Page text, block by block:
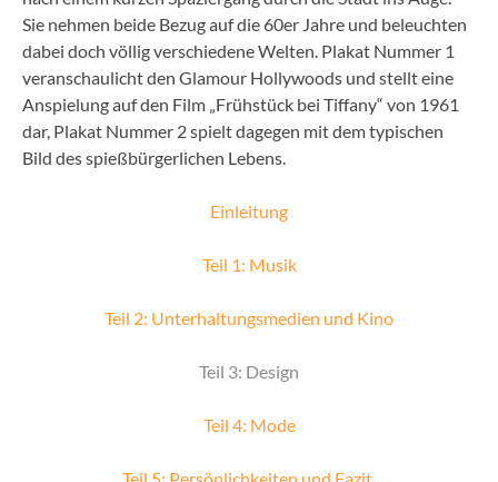
Sie nehmen beide Bezug auf die 60er Jahre und beleuchten
dabei doch völlig verschiedene Welten. Plakat Nummer 1
veranschaulicht den Glamour Hollywoods und stellt eine
Anspielung auf den Film „Frühstück bei Tiffany“ von 1961
dar, Plakat Nummer 2 spielt dagegen mit dem typischen
Bild des spießbürgerlichen Lebens.
Einleitung
Teil 1: Musik
Teil 2: Unterhaltungsmedien und Kino
Teil 3: Design
Teil 4: Mode